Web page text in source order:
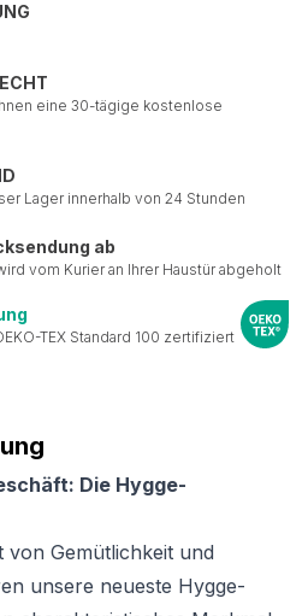
Die Hygge-
von Gemütlichkeit und
unsere neueste Hygge-
eine 30-tägige kostenlose
Lager innerhalb von 24 Stunden
ab
vom Kurier an Ihrer Haustür abgeholt
TEX Standard 100 zertifiziert